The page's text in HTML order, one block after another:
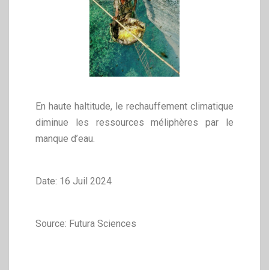
En haute haltitude, le rechauffement climatique
diminue les ressources méliphères par le
manque d’eau.
Date: 16 Juil 2024
Source: Futura Sciences